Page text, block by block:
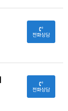
전화상담
전화상담